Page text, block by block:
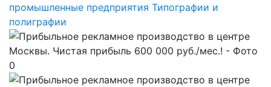
промышленные предприятия Типографии и
полиграфии